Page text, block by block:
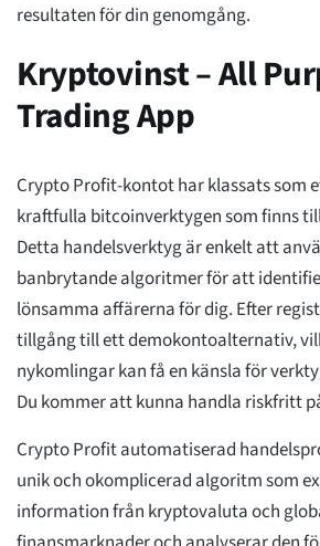
resultaten för din genomgång.
Kryptovinst – All
Trading App
Crypto Profit-kontot har klassats som
kraftfulla bitcoinverktygen som finns
Detta handelsverktyg är enkelt att
banbrytande algoritmer för att
lönsamma affärerna för dig. Efter
tillgång till ett demokontoalternativ,
nykomlingar kan få en känsla för
Du kommer att kunna handla riskfritt
Crypto Profit automatiserad
unik och okomplicerad algoritm som
information från kryptovaluta och